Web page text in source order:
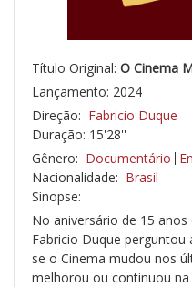
Título Original: O Cinema
Lançamento: 2024
Direção: Fabricio Duque
Duração: 15'28''
Gênero: Documentário
Nacionalidade: Brasil
Sinopse:
No aniversário de 15
Fabricio Duque
se o Cinema mudou nos
melhorou ou continuou